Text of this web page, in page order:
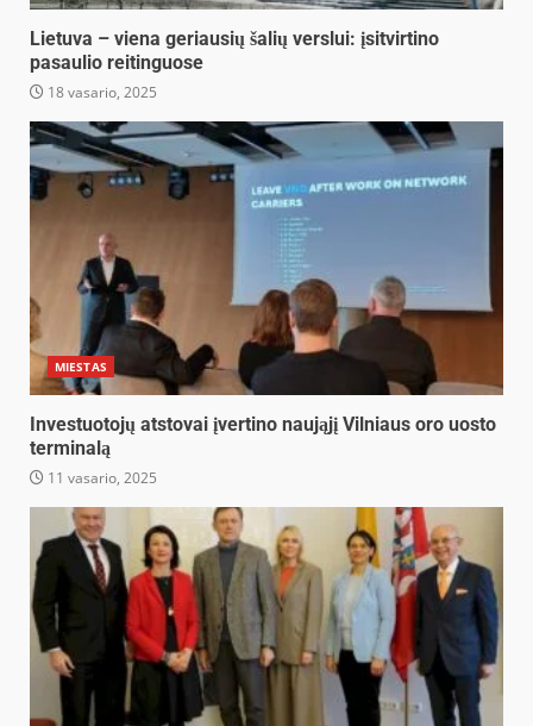
Lietuva – viena geriausių šalių verslui: įsitvirtino
pasaulio reitinguose
18 vasario, 2025
MIESTAS
Investuotojų atstovai įvertino naująjį Vilniaus oro uosto
terminalą
11 vasario, 2025